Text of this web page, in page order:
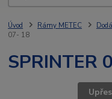
Úvod Rámy METEC
07- 18
SPRINTER